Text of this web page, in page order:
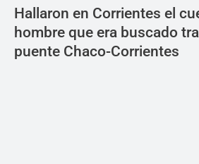
Hallaron en Corrientes el
hombre que era buscado
puente Chaco-Corrientes